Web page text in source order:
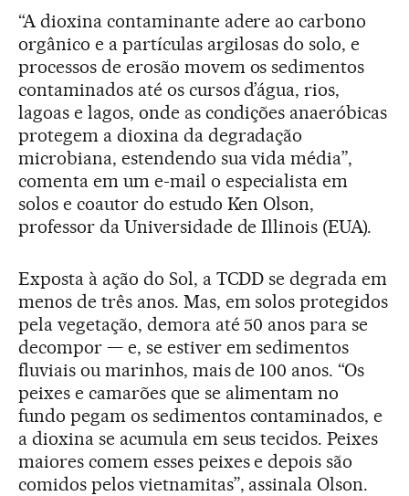
“A dioxina contaminante adere ao carbono
orgânico e a partículas argilosas do solo, e
processos de erosão movem os sedimentos
contaminados até os cursos d’água, rios,
lagoas e lagos, onde as condições anaeróbicas
protegem a dioxina da degradação
microbiana, estendendo sua vida média”,
comenta em um e-mail o especialista em
solos e coautor do estudo Ken Olson,
professor da Universidade de Illinois (EUA).
Exposta à ação do Sol, a TCDD se degrada em
menos de três anos. Mas, em solos protegidos
pela vegetação, demora até 50 anos para se
decompor — e, se estiver em sedimentos
fluviais ou marinhos, mais de 100 anos. “Os
peixes e camarões que se alimentam no
fundo pegam os sedimentos contaminados, e
a dioxina se acumula em seus tecidos. Peixes
maiores comem esses peixes e depois são
comidos pelos vietnamitas”, assinala Olson.